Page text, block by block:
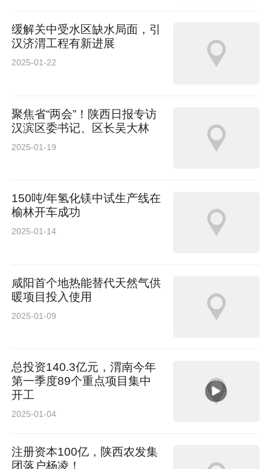
缓解关中受水区缺水局面，引
汉济渭工程有新进展
2025-01-22
聚焦省“两会”！陕西日报专访
汉滨区委书记、区长吴大林
2025-01-19
150吨/年氢化镁中试生产线在
榆林开车成功
2025-01-14
咸阳首个地热能替代天然气供
暖项目投入使用
2025-01-09
总投资140.3亿元，渭南今年
第一季度89个重点项目集中
开工
2025-01-04
注册资本100亿，陕西农发集
团落户杨凌！